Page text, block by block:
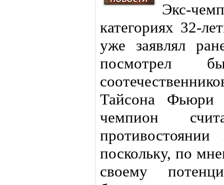
Экс-
категориях 32-
уже заявлял
посмотрел
Тайсона
чемпион
поскольку, по
своему